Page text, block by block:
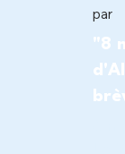
par
"8